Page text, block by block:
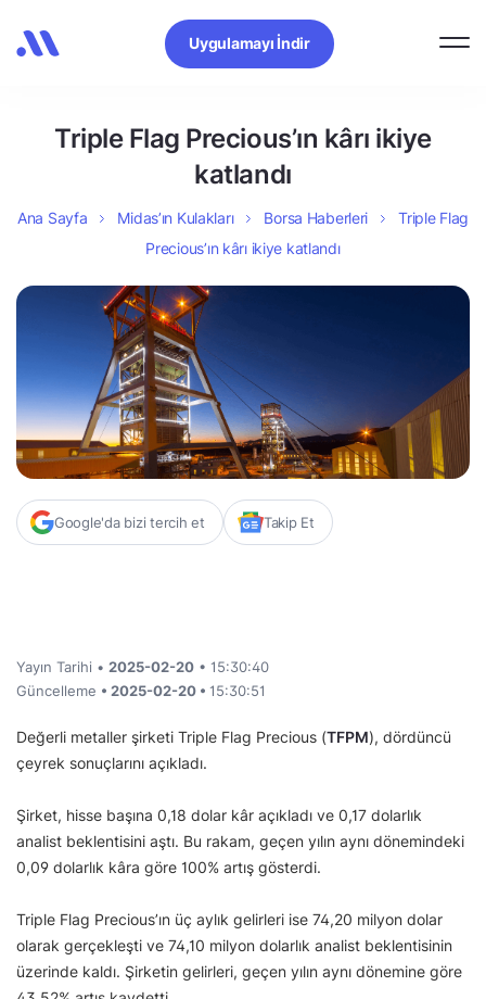
Uygulamayı İndir
Triple Flag Precious’ın kârı ikiye
katlandı
Ana Sayfa Midas’ın Kulakları Borsa Haberleri
Triple Flag
Precious’ın kârı ikiye katlandı
Google'da bizi tercih et Takip Et
Yayın Tarihi • 2025-02-20 • 15:30:40
Güncelleme • 2025-02-20 • 15:30:51
Değerli metaller şirketi Triple Flag Precious (TFPM), dördüncü
çeyrek sonuçlarını açıkladı.
Şirket, hisse başına 0,18 dolar kâr açıkladı ve 0,17 dolarlık
analist beklentisini aştı. Bu rakam, geçen yılın aynı dönemindeki
0,09 dolarlık kâra göre 100% artış gösterdi.
Triple Flag Precious’ın üç aylık gelirleri ise 74,20 milyon dolar
olarak gerçekleşti ve 74,10 milyon dolarlık analist beklentisinin
üzerinde kaldı. Şirketin gelirleri, geçen yılın aynı dönemine göre